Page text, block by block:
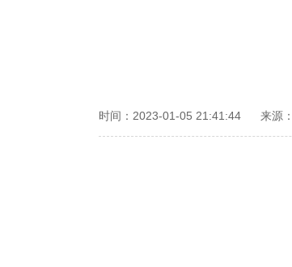
时间：2023-01-05 21:41:44 来源